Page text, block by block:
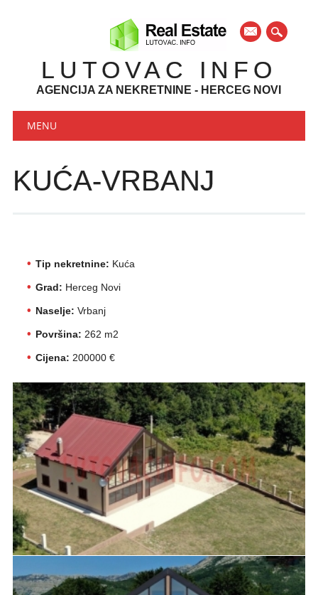
mail
LUTOVAC INFO
AGENCIJA ZA NEKRETNINE - HERCEG NOVI
Main menu
MENU
KUĆA-VRBANJ
Tip nekretnine: Kuća
Grad: Herceg Novi
Naselje: Vrbanj
Površina: 262 m2
Cijena: 200000 €